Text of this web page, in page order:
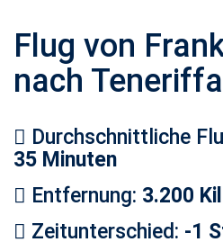
Flug von
nach Teneriffa
Durchschnittliche
35 Minuten
Entfernung: 3.200
Zeitunterschied: -1